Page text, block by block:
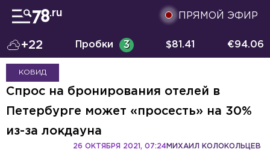
ПРЯМОЙ ЭФИР
+22 Пробки 3 $81.41 €94.06
КОВИД
Спрос на бронирования отелей в
Петербурге может «просесть» на 30%
из-за локдауна
МИХАИЛ КОЛОКОЛЬЦЕВ
26 ОКТЯБРЯ 2021, 07:24